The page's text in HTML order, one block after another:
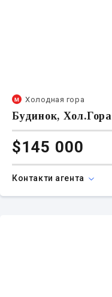
Холодная гора
Будинок, Хол.Гора
$145 000
Контакти агента